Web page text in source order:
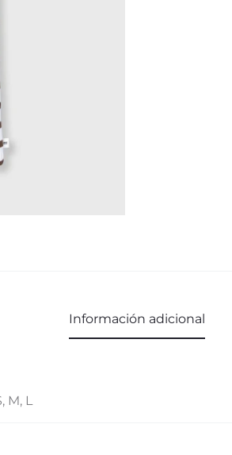
Información adicional
M, L